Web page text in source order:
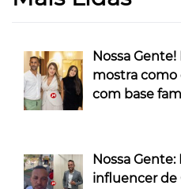
Nossa
mostra como
com base
Nossa Gente:
influencer de